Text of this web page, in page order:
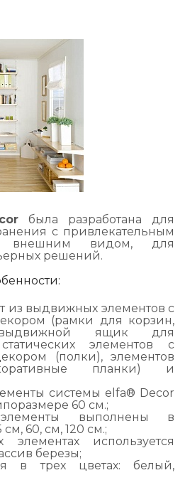
была разработана для
с привлекательным
внешним видом, для
решений.
из выдвижных элементов с
(рамки для корзин,
ящик для
элементов с
(полки), элементов
планки) и
системы elfa® Decor
60 см.;
элементы выполнены в
60, см, 120 см.;
используется
березы;
в трех цветах: белый,